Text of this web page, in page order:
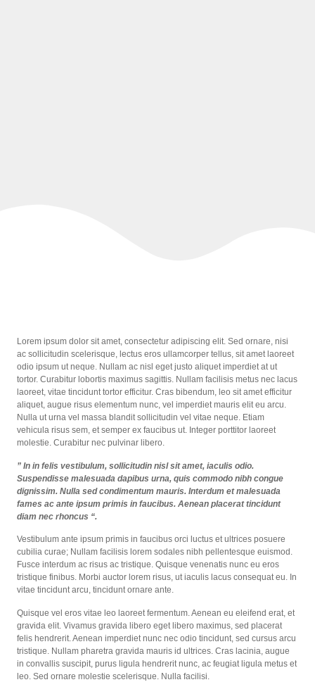
Lorem ipsum dolor sit amet, consectetur adipiscing elit. Sed ornare, nisi
ac sollicitudin scelerisque, lectus eros ullamcorper tellus, sit amet laoreet
odio ipsum ut neque. Nullam ac nisl eget justo aliquet imperdiet at ut
tortor. Curabitur lobortis maximus sagittis. Nullam facilisis metus nec lacus
laoreet, vitae tincidunt tortor efficitur. Cras bibendum, leo sit amet efficitur
aliquet, augue risus elementum nunc, vel imperdiet mauris elit eu arcu.
Nulla ut urna vel massa blandit sollicitudin vel vitae neque. Etiam
vehicula risus sem, et semper ex faucibus ut. Integer porttitor laoreet
molestie. Curabitur nec pulvinar libero.
” In in felis vestibulum, sollicitudin nisl sit amet, iaculis odio.
Suspendisse malesuada dapibus urna, quis commodo nibh congue
dignissim. Nulla sed condimentum mauris. Interdum et malesuada
fames ac ante ipsum primis in faucibus. Aenean placerat tincidunt
diam nec rhoncus “.
Vestibulum ante ipsum primis in faucibus orci luctus et ultrices posuere
cubilia curae; Nullam facilisis lorem sodales nibh pellentesque euismod.
Fusce interdum ac risus ac tristique. Quisque venenatis nunc eu eros
tristique finibus. Morbi auctor lorem risus, ut iaculis lacus consequat eu. In
vitae tincidunt arcu, tincidunt ornare ante.
Quisque vel eros vitae leo laoreet fermentum. Aenean eu eleifend erat, et
gravida elit. Vivamus gravida libero eget libero maximus, sed placerat
felis hendrerit. Aenean imperdiet nunc nec odio tincidunt, sed cursus arcu
tristique. Nullam pharetra gravida mauris id ultrices. Cras lacinia, augue
in convallis suscipit, purus ligula hendrerit nunc, ac feugiat ligula metus et
leo. Sed ornare molestie scelerisque. Nulla facilisi.